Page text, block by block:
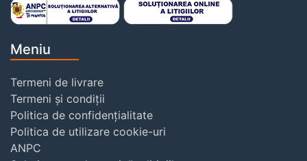
Meniu
Termeni de livrare
Termeni și condiții
Politica de confidențialitate
Politica de utilizare cookie-uri
ANPC